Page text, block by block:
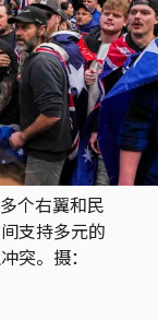
个右翼和民
支持多元的
突。摄：